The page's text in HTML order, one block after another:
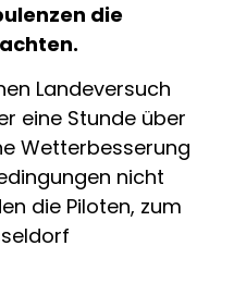
die
Landeversuch
eine Stunde über
Wetterbesserung
nicht
die Piloten, zum